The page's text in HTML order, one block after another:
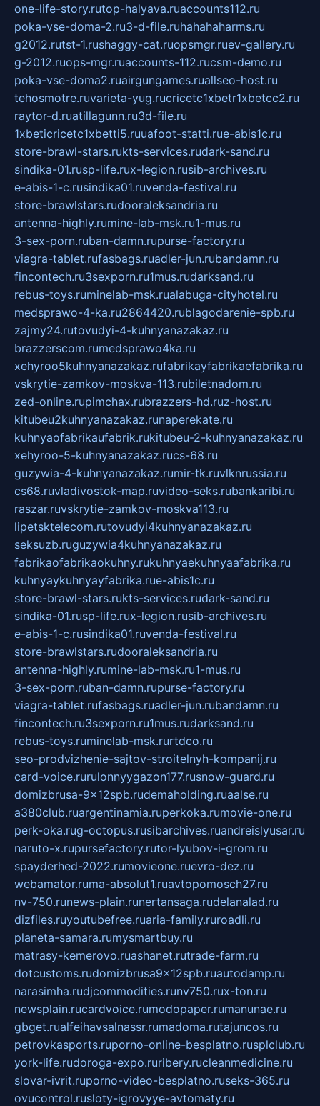
one-life-story.rutop-halyava.ruaccounts112.ru
poka-vse-doma-2.ru3-d-file.ruhahahaharms.ru
g2012.rutst-1.rushaggy-cat.ruopsmgr.ruev-gallery.ru
g-2012.ruops-mgr.ruaccounts-112.rucsm-demo.ru
poka-vse-doma2.ruairgungames.ruallseo-host.ru
tehosmotre.ruvarieta-yug.rucricetc1xbetr1xbetcc2.ru
raytor-d.ruatillagunn.ru3d-file.ru
1xbeticricetc1xbetti5.ruuafoot-statti.rue-abis1c.ru
store-brawl-stars.rukts-services.rudark-sand.ru
sindika-01.rusp-life.rux-legion.rusib-archives.ru
e-abis-1-c.rusindika01.ruvenda-festival.ru
store-brawlstars.rudooraleksandria.ru
antenna-highly.rumine-lab-msk.ru1-mus.ru
3-sex-porn.ruban-damn.rupurse-factory.ru
viagra-tablet.rufasbags.ruadler-jun.rubandamn.ru
fincontech.ru3sexporn.ru1mus.rudarksand.ru
rebus-toys.ruminelab-msk.rualabuga-cityhotel.ru
medsprawo-4-ka.ru2864420.rublagodarenie-spb.ru
zajmy24.rutovudyi-4-kuhnyanazakaz.ru
brazzerscom.rumedsprawo4ka.ru
xehyroo5kuhnyanazakaz.rufabrikayfabrikaefabrika.ru
vskrytie-zamkov-moskva-113.rubiletnadom.ru
zed-online.rupimchax.rubrazzers-hd.ruz-host.ru
kitubeu2kuhnyanazakaz.runaperekate.ru
kuhnyaofabrikaufabrik.rukitubeu-2-kuhnyanazakaz.ru
xehyroo-5-kuhnyanazakaz.rucs-68.ru
guzywia-4-kuhnyanazakaz.rumir-tk.ruvlknrussia.ru
cs68.ruvladivostok-map.ruvideo-seks.rubankaribi.ru
raszar.ruvskrytie-zamkov-moskva113.ru
lipetsktelecom.rutovudyi4kuhnyanazakaz.ru
seksuzb.ruguzywia4kuhnyanazakaz.ru
fabrikaofabrikaokuhny.rukuhnyaekuhnyaafabrika.ru
kuhnyaykuhnyayfabrika.rue-abis1c.ru
store-brawl-stars.rukts-services.rudark-sand.ru
sindika-01.rusp-life.rux-legion.rusib-archives.ru
e-abis-1-c.rusindika01.ruvenda-festival.ru
store-brawlstars.rudooraleksandria.ru
antenna-highly.rumine-lab-msk.ru1-mus.ru
3-sex-porn.ruban-damn.rupurse-factory.ru
viagra-tablet.rufasbags.ruadler-jun.rubandamn.ru
fincontech.ru3sexporn.ru1mus.rudarksand.ru
rebus-toys.ruminelab-msk.rurtdco.ru
seo-prodvizhenie-sajtov-stroitelnyh-kompanij.ru
card-voice.rurulonnyygazon177.rusnow-guard.ru
domizbrusa-9x12spb.rudemaholding.ruaalse.ru
a380club.ruargentinamia.ruperkoka.rumovie-one.ru
perk-oka.rug-octopus.rusibarchives.ruandreislyusar.ru
naruto-x.rupursefactory.rutor-lyubov-i-grom.ru
spayderhed-2022.rumovieone.ruevro-dez.ru
webamator.ruma-absolut1.ruavtopomosch27.ru
nv-750.runews-plain.runertansaga.rudelanalad.ru
dizfiles.ruyoutubefree.ruaria-family.ruroadli.ru
planeta-samara.rumysmartbuy.ru
matrasy-kemerovo.ruashanet.rutrade-farm.ru
dotcustoms.rudomizbrusa9x12spb.ruautodamp.ru
narasimha.rudjcommodities.runv750.rux-ton.ru
newsplain.rucardvoice.rumodopaper.rumanunae.ru
gbget.rualfeihavsalnassr.rumadoma.rutajuncos.ru
petrovkasports.ruporno-online-besplatno.rusplclub.ru
york-life.rudoroga-expo.ruribery.rucleanmedicine.ru
slovar-ivrit.ruporno-video-besplatno.ruseks-365.ru
ovucontrol.rusloty-igrovyye-avtomaty.ru